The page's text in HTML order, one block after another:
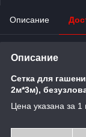
Описание
Описание
Сетка для
2м*3м),
Цена указана за 1